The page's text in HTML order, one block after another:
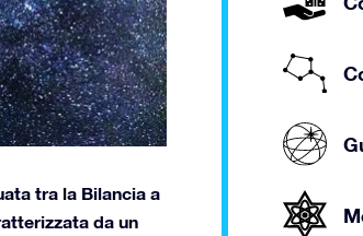
tra la Bilancia a
da un